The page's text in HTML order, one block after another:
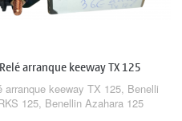
Relé arranque keeway TX 125
arranque keeway TX 125, Benelli
125, Benellin Azahara 125